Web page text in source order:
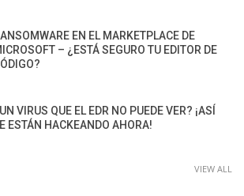
EN EL MARKETPLACE DE
– ¿ESTÁ SEGURO TU EDITOR DE
VIRUS QUE EL EDR NO PUEDE VER? ¡ASÍ
ESTÁN HACKEANDO AHORA!
VIEW ALL